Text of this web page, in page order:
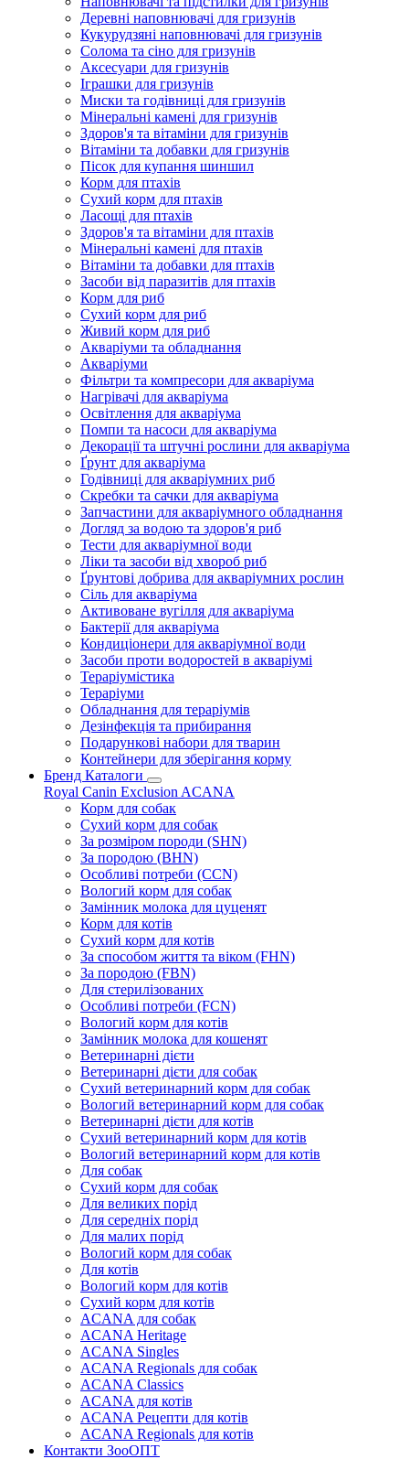
Деревні наповнювачі для гризунів
Кукурудзяні наповнювачі для гризунів
Солома та сіно для гризунів
Аксесуари для гризунів
Іграшки для гризунів
Миски та годівниці для гризунів
Мінеральні камені для гризунів
Здоров'я та вітаміни для гризунів
Вітаміни та добавки для гризунів
Пісок для купання шиншил
Корм для птахів
Сухий корм для птахів
Ласощі для птахів
Здоров'я та вітаміни для птахів
Мінеральні камені для птахів
Вітаміни та добавки для птахів
Засоби від паразитів для птахів
Корм для риб
Сухий корм для риб
Живий корм для риб
Акваріуми та обладнання
Акваріуми
Фільтри та компресори для акваріума
Нагрівачі для акваріума
Освітлення для акваріума
Помпи та насоси для акваріума
Декорації та штучні рослини для акваріума
Ґрунт для акваріума
Годівниці для акваріумних риб
Скребки та сачки для акваріума
Запчастини для акваріумного обладнання
Догляд за водою та здоров'я риб
Тести для акваріумної води
Ліки та засоби від хвороб риб
Ґрунтові добрива для акваріумних рослин
Сіль для акваріума
Активоване вугілля для акваріума
Бактерії для акваріума
Кондиціонери для акваріумної води
Засоби проти водоростей в акваріумі
Тераріумістика
Тераріуми
Обладнання для тераріумів
Дезінфекція та прибирання
Подарункові набори для тварин
Контейнери для зберігання корму
Бренд Каталоги
Royal Canin Exclusion ACANA
Корм для собак
Сухий корм для собак
За розміром породи (SHN)
За породою (BHN)
Особливі потреби (CCN)
Вологий корм для собак
Замінник молока для цуценят
Корм для котів
Сухий корм для котів
За способом життя та віком (FHN)
За породою (FBN)
Для стерилізованих
Особливі потреби (FCN)
Вологий корм для котів
Замінник молока для кошенят
Ветеринарні дієти
Ветеринарні дієти для собак
Сухий ветеринарний корм для собак
Вологий ветеринарний корм для собак
Ветеринарні дієти для котів
Сухий ветеринарний корм для котів
Вологий ветеринарний корм для котів
Для собак
Сухий корм для собак
Для великих порід
Для середніх порід
Для малих порід
Вологий корм для собак
Для котів
Вологий корм для котів
Сухий корм для котів
ACANA для собак
ACANA Heritage
ACANA Singles
ACANA Regionals для собак
ACANA Classics
ACANA для котів
ACANA Рецепти для котів
ACANA Regionals для котів
Контакти ЗооОПТ